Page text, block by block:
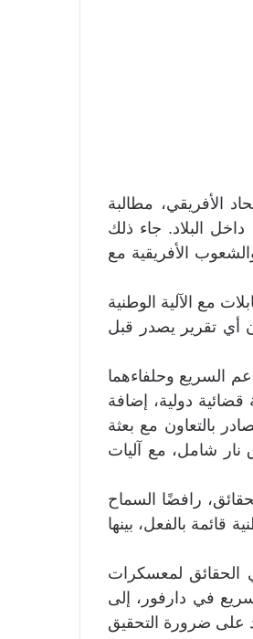
الأفريقي، مطالبة
البلاد. جاء ذلك
للجنة حقوق الإنسان والشعوب الأفريقية مع
مع الآلية الوطنية
أي تقرير يصدر قبل
السريع وحلفاءهما
قضائية دولية، إضافة
بالتعاون مع بعثة
نار شامل، مع آليات
رافضًا السماح
دولية ووطنية قائمة بالفعل، بينها
الحقائق لمعسكرات
في دارفور، إلى
على ضرورة التحقيق